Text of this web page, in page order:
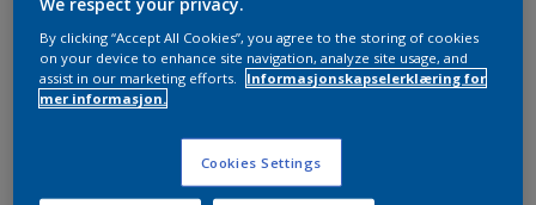
By clicking “Accept All Cookies”, you agree to the storing of cookies
on your device to enhance site navigation, analyze site usage, and
assist in our marketing efforts.
Informasjonskapselerklæring for
mer informasjon.
Cookies Settings